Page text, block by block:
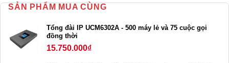
SẢN PHẨM MUA CÙNG
Tổng đài IP UCM6302A - 500 máy lẻ và 75 cuộc gọi
đồng thời
15.750.000₫